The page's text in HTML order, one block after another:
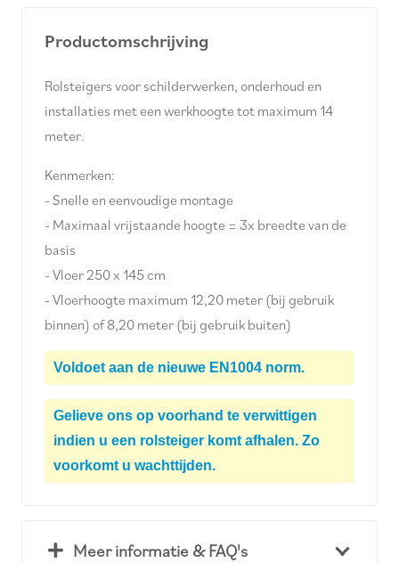
Productomschrijving
Rolsteigers voor schilderwerken, onderhoud en
installaties met een werkhoogte tot maximum 14
meter.
Kenmerken:
- Snelle en eenvoudige montage
- Maximaal vrijstaande hoogte = 3x breedte van de
basis
- Vloer 250 x 145 cm
- Vloerhoogte maximum 12,20 meter (bij gebruik
binnen) of 8,20 meter (bij gebruik buiten)
Voldoet aan de nieuwe EN1004 norm.
Gelieve ons op voorhand te verwittigen
indien u een rolsteiger komt afhalen. Zo
voorkomt u wachttijden.
Meer informatie & FAQ's